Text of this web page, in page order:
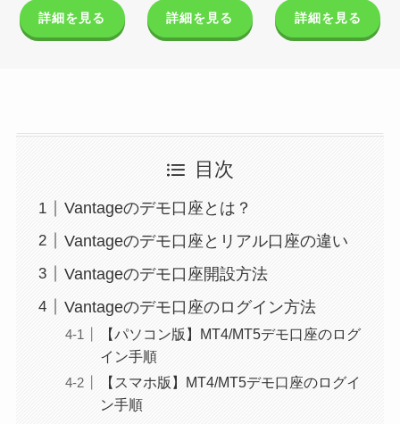
詳細を見る 詳細を見る 詳細を見る
目次
Vantageのデモ口座とは？
Vantageのデモ口座とリアル口座の違い
Vantageのデモ口座開設方法
Vantageのデモ口座のログイン方法
【パソコン版】MT4/MT5デモ口座のログ
イン手順
【スマホ版】MT4/MT5デモ口座のログイ
ン手順